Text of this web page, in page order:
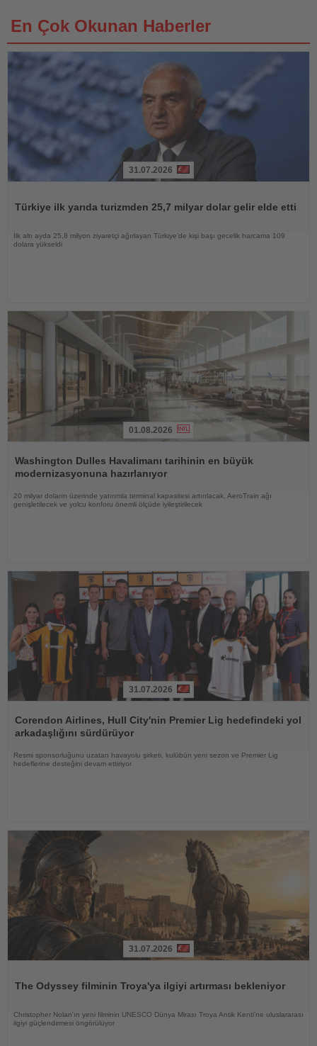
En Çok Okunan Haberler
31.07.2026
Türkiye ilk yarıda turizmden 25,7 milyar dolar gelir elde etti
İlk altı ayda 25,8 milyon ziyaretçi ağırlayan Türkiye’de kişi başı gecelik harcama 109
dolara yükseldi
Oku
01.08.2026
Washington Dulles Havalimanı tarihinin en büyük
modernizasyonuna hazırlanıyor
20 milyar doların üzerinde yatırımla terminal kapasitesi artırılacak, AeroTrain ağı
genişletilecek ve yolcu konforu önemli ölçüde iyileştirilecek
Oku
31.07.2026
Corendon Airlines, Hull City'nin Premier Lig hedefindeki yol
arkadaşlığını sürdürüyor
Resmi sponsorluğunu uzatan havayolu şirketi, kulübün yeni sezon ve Premier Lig
hedeflerine desteğini devam ettiriyor
31.07.2026
The Odyssey filminin Troya'ya ilgiyi artırması bekleniyor
Christopher Nolan'ın yeni filminin UNESCO Dünya Mirası Troya Antik Kenti'ne uluslararası
ilgiyi güçlendirmesi öngörülüyor